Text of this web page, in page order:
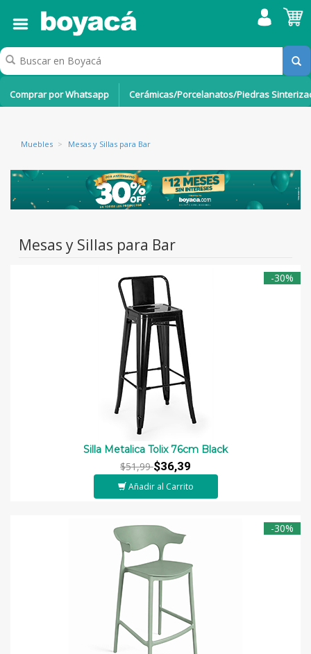
Comprar por Whatsapp Cerámicas/Porcelanatos/Piedras
Muebles > Mesas y Sillas para Bar
Mesas y Sillas para Bar
-30%
Silla Metalica Tolix 76cm Black
$51,99$36,39
Añadir al Carrito
-30%